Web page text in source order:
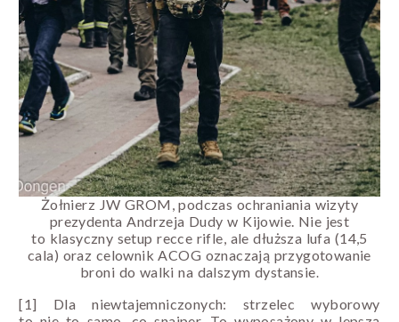
Żołnierz JW GROM, podczas ochraniania wizyty
prezydenta Andrzeja Dudy w Kijowie. Nie jest
to klasyczny setup recce rifle, ale dłuższa lufa (14,5
cala) oraz celownik ACOG oznaczają przygotowanie
broni do walki na dalszym dystansie.
[1] Dla niewtajemniczonych: strzelec wyborowy